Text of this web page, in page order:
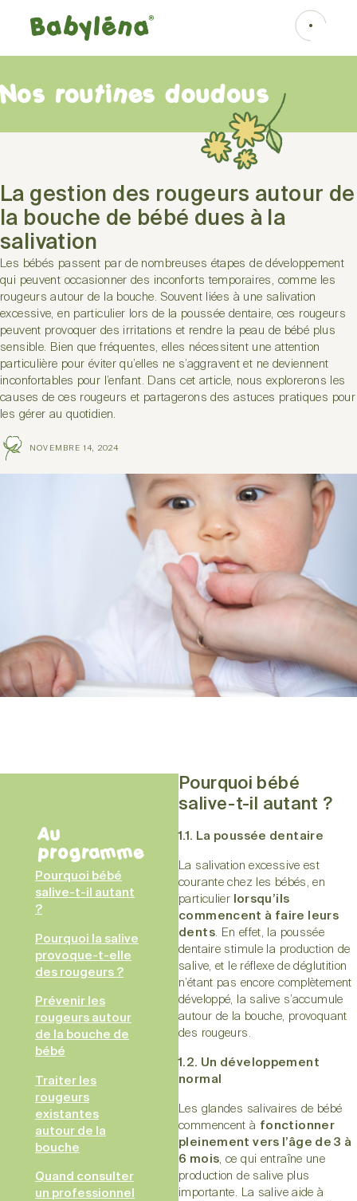
Nos routines doudous
La gestion des rougeurs autour de
la bouche de bébé dues à la
salivation
Les bébés passent par de nombreuses étapes de développement
qui peuvent occasionner des inconforts temporaires, comme les
rougeurs autour de la bouche. Souvent liées à une salivation
excessive, en particulier lors de la poussée dentaire, ces rougeurs
peuvent provoquer des irritations et rendre la peau de bébé plus
sensible. Bien que fréquentes, elles nécessitent une attention
particulière pour éviter qu’elles ne s’aggravent et ne deviennent
inconfortables pour l’enfant. Dans cet article, nous explorerons les
causes de ces rougeurs et partagerons des astuces pratiques pour
les gérer au quotidien.
NOVEMBRE 14, 2024
Au
programme
Pourquoi bébé
salive-t-il autant
?
Pourquoi la salive
provoque-t-elle
des rougeurs ?
Prévenir les
rougeurs autour
de la bouche de
bébé
Traiter les
rougeurs
existantes
autour de la
bouche
Quand consulter
un professionnel
Pourquoi bébé
salive-t-il autant ?
1.1. La poussée dentaire
La salivation excessive est
courante chez les bébés, en
particulier lorsqu’ils
commencent à faire leurs
dents. En effet, la poussée
dentaire stimule la production de
salive, et le réflexe de déglutition
n’étant pas encore complètement
développé, la salive s’accumule
autour de la bouche, provoquant
des rougeurs.
1.2. Un développement
normal
Les glandes salivaires de bébé
commencent à fonctionner
pleinement vers l’âge de 3 à
6 mois, ce qui entraîne une
production de salive plus
importante. La salive aide à